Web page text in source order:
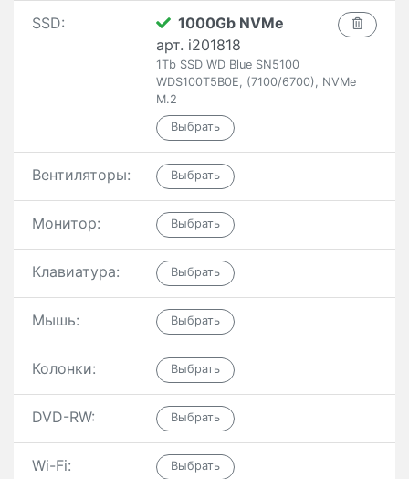
SSD:
1000Gb NVMe
арт. i201818
1Tb SSD WD Blue SN5100
WDS100T5B0E, (7100/6700), NVMe
M.2
Вентиляторы:
Монитор:
Клавиатура:
Мышь:
Колонки:
DVD-RW:
Wi-Fi: